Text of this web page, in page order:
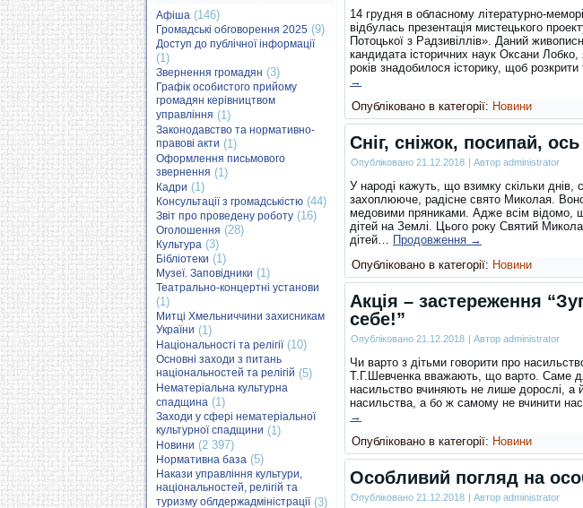
Афіша (146)
Громадські обговорення 2025 (9)
Доступ до публічної інформації
(1)
Звернення громадян (3)
Графік особистого прийому
громадян керівництвом
управління (1)
Законодавство та нормативно-
правові акти (1)
Оформлення письмового
звернення (1)
Кадри (1)
Консультації з громадськістю (44)
Звіт про проведену роботу (16)
Оголошення (28)
Культура (3)
Бібліотеки (1)
Музеї. Заповідники (1)
Театрально-концертні установи
(1)
Митці Хмельниччини захисникам
України (1)
Національності та релігії(10)
Основні заходи з питань
національностей та релігій (5)
Нематеріальна культурна
спадщина (1)
Заходи у сфері нематеріальної
культурної спадщини (1)
Новини (2 397)
Нормативна база (5)
Накази управління культури,
національностей, релігій та
туризму облдержадміністрації(3)
14 грудня в обласному літературно-
відбулась презентація мистецького
Потоцької з Радзивіллів». Даний
кандидата історичних наук Оксани
років знадобилося історику, щоб
→
Опубліковано в категорії: Новини
Сніг, сніжок, посипай,
Опубліковано 21.12.2018 | Автор administrator
У народі кажуть, що взимку скільки днів,
захоплююче, радісне свято Миколая.
медовими пряниками. Адже всім відомо,
дітей на Землі. Цього року Святий
дітей… Продовження →
Опубліковано в категорії: Новини
Акція – застереження
себе!”
Опубліковано 21.12.2018 | Автор administrator
Чи варто з дітьми говорити про
Т.Г.Шевченка вважають, що варто. Саме
насильство вчиняють не лише дорослі, а
насильства, а бо ж самому не вчинити
→
Опубліковано в категорії: Новини
Особливий погляд на
Опубліковано 21.12.2018 | Автор administrator